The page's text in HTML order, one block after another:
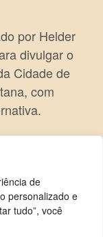
de
personalizado e
tudo”, você
por Helder
divulgar o
Cidade de
com